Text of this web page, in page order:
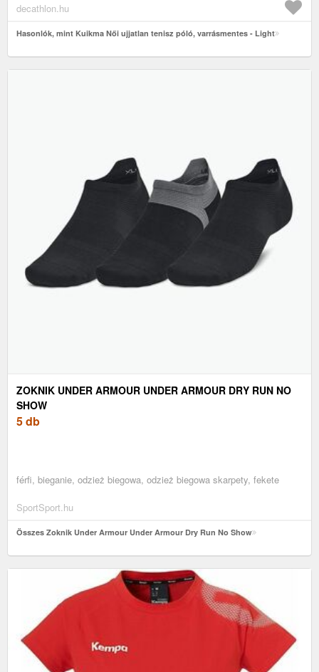
decathlon.hu
Hasonlók, mint Kuikma Női ujjatlan tenisz póló, varrásmentes - Light
ZOKNIK UNDER ARMOUR UNDER ARMOUR DRY RUN NO
SHOW
5 db
férfi, bieganie, odzież biegowa, odzież biegowa skarpety, fekete
SportSport.hu
Összes Zoknik Under Armour Under Armour Dry Run No Show